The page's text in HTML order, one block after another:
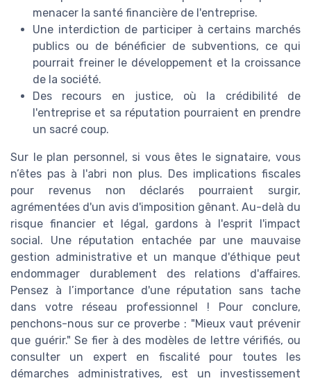
menacer la santé financière de l'entreprise.
Une interdiction de participer à certains marchés
publics ou de bénéficier de subventions, ce qui
pourrait freiner le développement et la croissance
de la société.
Des recours en justice, où la crédibilité de
l'entreprise et sa réputation pourraient en prendre
un sacré coup.
Sur le plan personnel, si vous êtes le signataire, vous
n’êtes pas à l'abri non plus. Des implications fiscales
pour revenus non déclarés pourraient surgir,
agrémentées d'un avis d'imposition gênant. Au-delà du
risque financier et légal, gardons à l'esprit l'impact
social. Une réputation entachée par une mauvaise
gestion administrative et un manque d'éthique peut
endommager durablement des relations d'affaires.
Pensez à l’importance d'une réputation sans tache
dans votre réseau professionnel ! Pour conclure,
penchons-nous sur ce proverbe : "Mieux vaut prévenir
que guérir." Se fier à des modèles de lettre vérifiés, ou
consulter un expert en fiscalité pour toutes les
démarches administratives, est un investissement